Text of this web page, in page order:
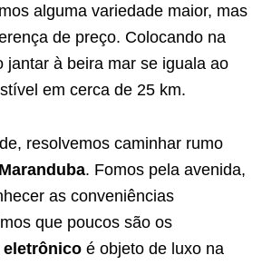
alguma variedade maior, mas
de preço. Colocando na
jantar à beira mar se iguala ao
em cerca de 25 km.
resolvemos caminhar rumo
Maranduba. Fomos pela avenida,
as conveniências
que poucos são os
eletrônico é objeto de luxo na